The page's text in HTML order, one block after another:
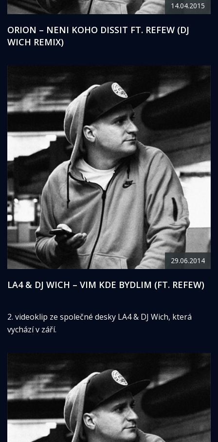
14.04.2015
ORION – NENI KOHO DISSIT FT. REFEW (DJ
WICH REMIX)
29.06.2014
LA4 & DJ WICH – VIM KDE BYDLIM (FT. REFEW)
2. videoklip ze společné desky LA4 & DJ Wich, která
vychází v září.